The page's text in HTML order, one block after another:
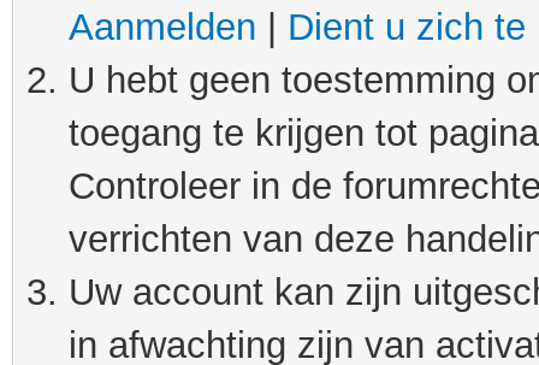
Aanmelden
Dient u zich te
U hebt geen toestemming
toegang te krijgen tot
Controleer in de
verrichten van deze
Uw account kan zijn
in afwachting zijn van